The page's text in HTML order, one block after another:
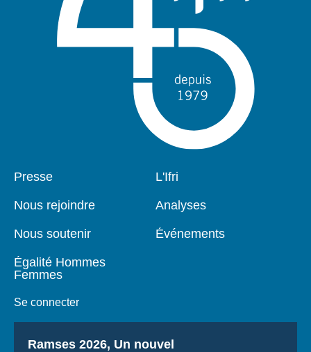
Pied
Presse
Nous rejoindre
Nous soutenir
Égalité Hommes
Femmes
Se connecter
Navigation
L'Ifri
Analyses
Événements
Titre
Ramses 2026, Un nouvel